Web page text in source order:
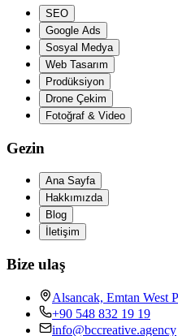
SEO
Google Ads
Sosyal Medya
Web Tasarım
Prodüksiyon
Drone Çekim
Fotoğraf & Video
Gezin
Ana Sayfa
Hakkımızda
Blog
İletişim
Bize ulaş
Alsancak, Emtan West
+90 548 832 19 19
info@bccreative.agency